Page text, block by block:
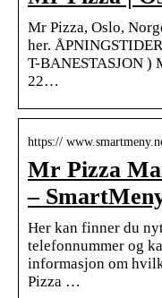
Mr Pizza, Oslo,
her.
T-BANESTASJON )
22…
https://
Mr Pizza
–
Her kan finner du
telefonnummer og
informasjon om
Pizza …